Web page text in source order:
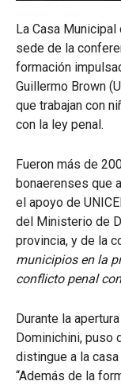
La Casa
sede de la
formación
Guillermo Brown
que trabajan con
con la ley penal.
Fueron más de
bonaerenses que
el apoyo de
del Ministerio de
provincia, y de la
municipios en la
conflicto penal
Durante la
Dominichini, puso
distingue a la
“Además de la